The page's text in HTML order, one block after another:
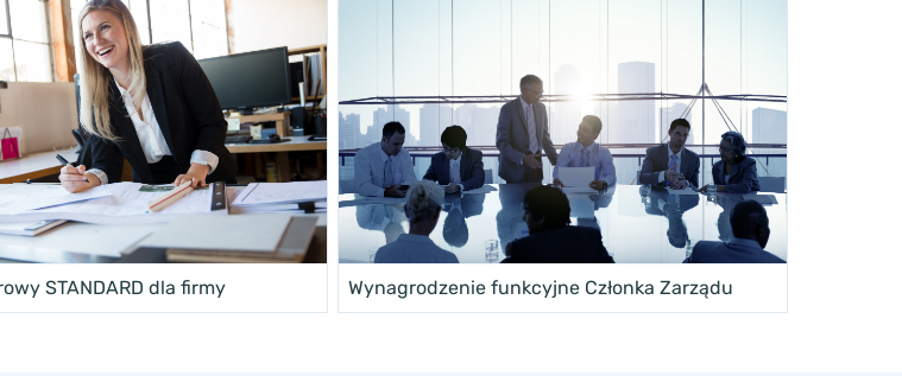
STANDARD dla firmy Wynagrodzenie funkcyjne Członka Zarządu